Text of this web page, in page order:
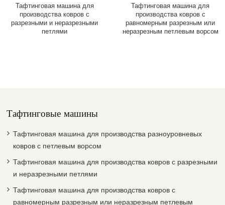
Тафтинговая машина для
производства ковров с
разрезными и неразрезными
петлями
Тафтинговая машина для
производства ковров с
равномерным разрезным или
неразрезным петлевым ворсом
Тафтинговые машины
Тафтинговая машина для производства разноуровневых
ковров с петлевым ворсом
Тафтинговая машина для производства ковров с разрезными
и неразрезными петлями
Тафтинговая машина для производства ковров с
равномерным разрезным или неразрезным петлевым